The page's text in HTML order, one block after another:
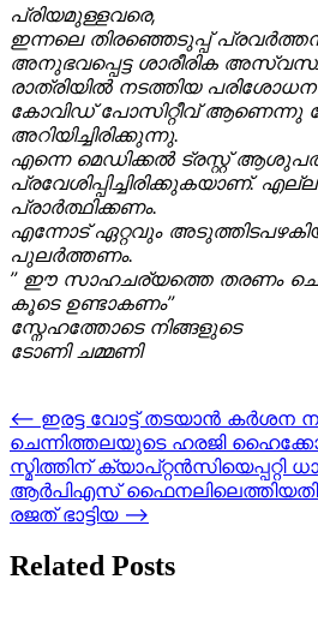
പ്രിയമുള്ളവരെ,
ഇന്നലെ തിരഞ്ഞെടുപ്പ്
അനുഭവപ്പെട്ട ശാരീരിക
രാത്രിയിൽ നടത്തിയ
കോവിഡ് പോസിറ്റീവ് ആണെന്നു
അറിയിച്ചിരിക്കുന്നു.
എന്നെ മെഡിക്കൽ ട്രസ്റ്റ്
പ്രവേശിപ്പിച്ചിരിക്കുകയാണ്.
പ്രാർത്ഥിക്കണം.
എന്നോട് ഏറ്റവും
പുലർത്തണം.
” ഈ സാഹചര്യത്തെ തരണം
കൂടെ ഉണ്ടാകണം”
സ്നേഹത്തോടെ നിങ്ങളുടെ
ടോണി ചമ്മണി
Post
navigation
⟵ ഇരട്ട വോട്ട് തടയാൻ കർശന
ചെന്നിത്തലയുടെ ഹരജി
സ്മിത്തിന് ക്യാപ്റ്റൻസിയെപ്പറ്റി
ആർപിഎസ്
രജത് ഭാട്ടിയ ⟶
Related Posts